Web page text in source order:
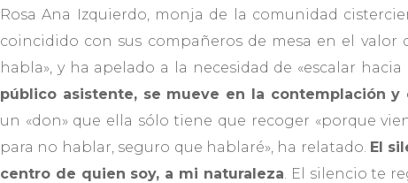
Rosa Ana Izquierdo, monja de la comunidad
coincidido con sus compañeros de mesa en el valor
habla», y ha apelado a la necesidad de «escalar hacia
público asistente, se mueve en la contemplación
un «don» que ella sólo tiene que recoger «porque
para no hablar, seguro que hablaré», ha relatado. El
centro de quien soy, a mi naturaleza. El silencio te